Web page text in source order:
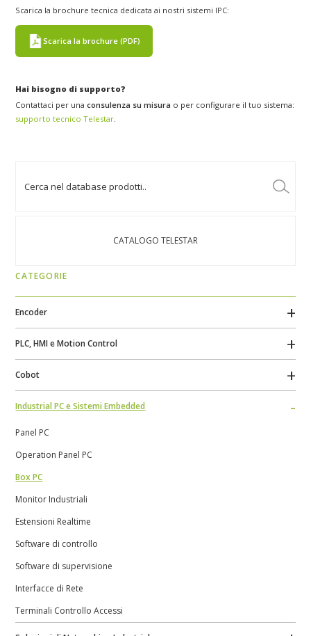
Scarica la brochure tecnica dedicata ai nostri sistemi IPC:
Scarica la brochure (PDF)
Hai bisogno di supporto?
Contattaci per unaconsulenza su misura o per configurare il tuo sistema:
supporto tecnico Telestar.
CATALOGO TELESTAR
CATEGORIE
Encoder
PLC, HMI e Motion Control
Cobot
Industrial PC e Sistemi Embedded
Panel PC
Operation Panel PC
Box PC
Monitor Industriali
Estensioni Realtime
Software di controllo
Software di supervisione
Interfacce di Rete
Terminali Controllo Accessi